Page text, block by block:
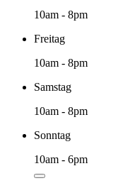
10am - 8pm
Freitag
10am - 8pm
Samstag
10am - 8pm
Sonntag
10am - 6pm